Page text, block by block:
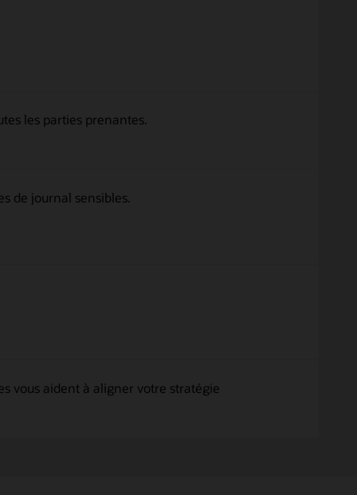
les parties prenantes.
de journal sensibles.
vous aident à aligner votre stratégie